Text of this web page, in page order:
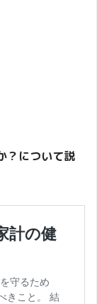
？について説